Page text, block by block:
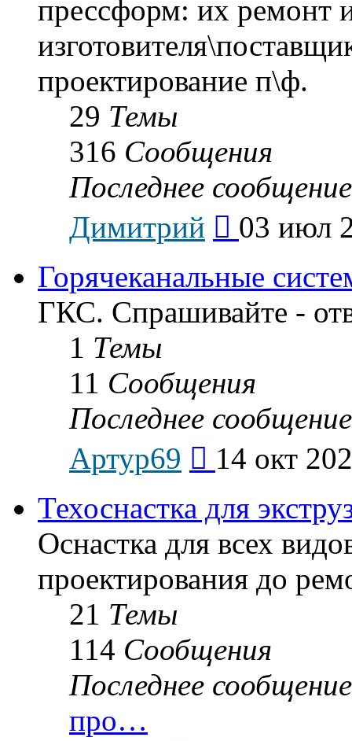
прессформ: их ремонт
проектирование п\ф.
29 Темы
316 Сообщения
Последнее сообщение
Димитрий
последнему
03 июл
Горячеканальные
ГКС. Спрашивайте -
1 Темы
11 Сообщения
Последнее сообщение
Артур69
последнему
14 окт
Техоснастка для
Оснастка для всех
проектирования до
21 Темы
114 Сообщения
Последнее сообщение
про…